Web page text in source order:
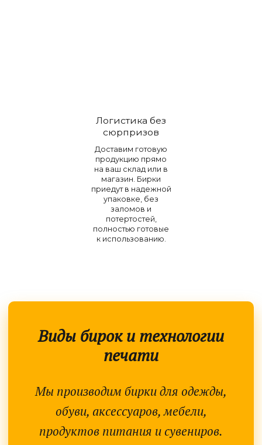
Логистика без
сюрпризов
Доставим готовую
продукцию прямо
на ваш склад или в
магазин. Бирки
приедут в надежной
упаковке, без
заломов и
потертостей,
полностью готовые
к использованию.
Виды бирок и технологии
печати
Мы производим бирки для одежды,
обуви, аксессуаров, мебели,
продуктов питания и сувениров.